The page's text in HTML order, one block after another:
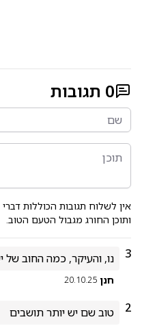
0 תגובות
אין לשלוח תגובות הכוללות
ותוכן החורג מגבול הטעם הטוב.
3 נו, והעיקר, כמה החוב של
חנן 20.10.25
2 טוב שם יש יותר תושבים